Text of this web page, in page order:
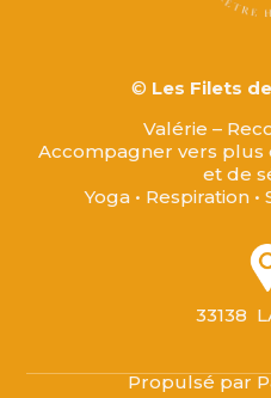
© Les Filets
Valérie –
Accompagner vers plus
et de
Yoga • Respiration
33138
Propulsé par